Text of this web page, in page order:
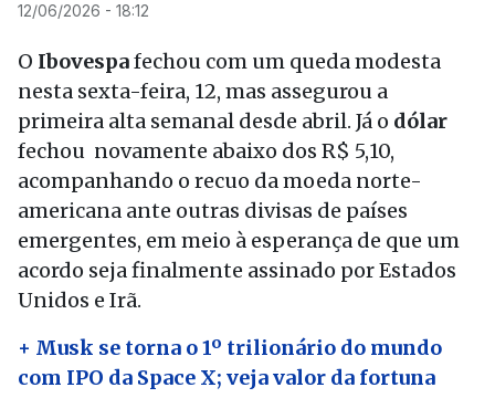
12/06/2026 - 18:12
O Ibovespafechou com um queda modesta
nesta sexta-feira, 12, mas assegurou a
primeira alta semanal desde abril. Já o dólar
fechou novamente abaixo dos R$ 5,10,
acompanhando o recuo da moeda norte-
americana ante outras divisas de países
emergentes, em meio à esperança de que um
acordo seja finalmente assinado por Estados
Unidos e Irã.
+ Musk se torna o 1º trilionário do mundo
com IPO da Space X; veja valor da fortuna